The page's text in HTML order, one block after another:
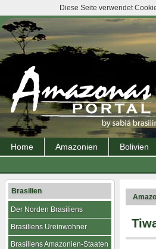
Home Amazonien Bolivien
Brasilien
Der Norden Brasiliens
Brasiliens Ureinwohner
Brasiliens Amazonien-Staaten
Diese Seite verwendet